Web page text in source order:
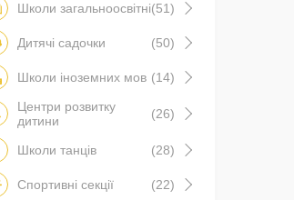
Школи загальноосвітні(51)
Дитячі садочки (50)
Школи іноземних мов (14)
Центри розвитку
дитини
(26)
Школи танців (28)
Спортивні секції (22)